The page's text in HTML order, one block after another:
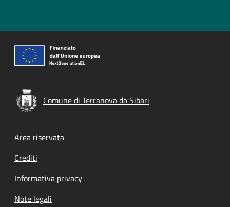
Comune di Terranova da Sibari
Footer menu
Area riservata
Crediti
Informativa privacy
Note legali